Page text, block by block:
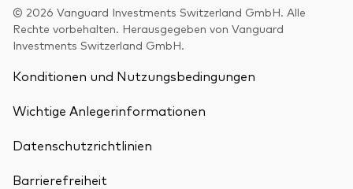
© 2026 Vanguard Investments Switzerland GmbH. Alle
Rechte vorbehalten. Herausgegeben von Vanguard
Investments Switzerland GmbH.
Konditionen und Nutzungsbedingungen
Wichtige Anlegerinformationen
Datenschutzrichtlinien
Barrierefreiheit